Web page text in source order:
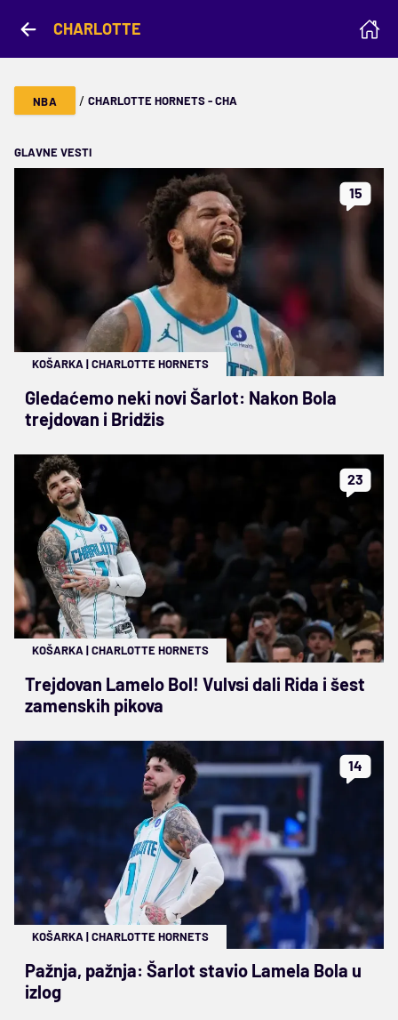
CHARLOTTE
NBA / CHARLOTTE HORNETS - CHA
GLAVNE VESTI
15
KOŠARKA |CHARLOTTE HORNETS
Gledaćemo neki novi Šarlot: Nakon Bola
trejdovan i Bridžis
23
KOŠARKA |CHARLOTTE HORNETS
Trejdovan Lamelo Bol! Vulvsi dali Rida i šest
zamenskih pikova
14
KOŠARKA |CHARLOTTE HORNETS
Pažnja, pažnja: Šarlot stavio Lamela Bola u
izlog